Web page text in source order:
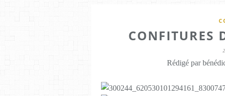
CONFITURES
Rédigé par